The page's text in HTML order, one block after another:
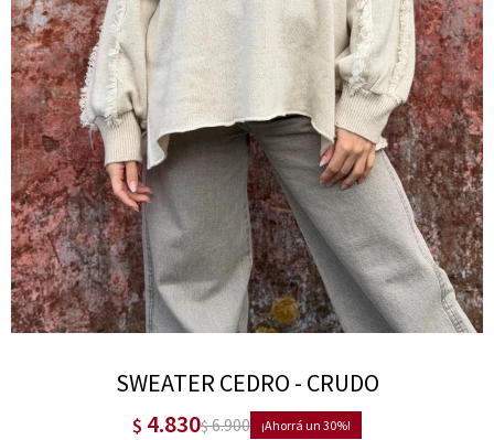
SWEATER CEDRO - CRUDO
$ 4.830$6.900 30